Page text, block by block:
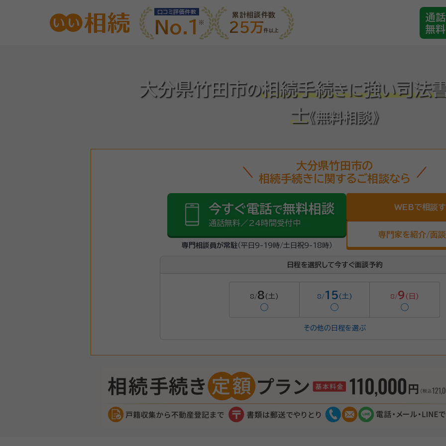
口コミ評価件数
No.1
累計相談件数
25万件以上
通話
無料
大分県竹田市の相続手続きに強い司法
士《無料相談》
大分県竹田市の
相続手続きに関するご相談なら
今すぐ電話で無料相談
通話無料／24時間受付中
専門相談員が常駐（平日9-19時/土日祝9-18時）
WEBで相談
専門家を紹介/面
日程を選択して今すぐ面談予約
8/8 (土)
◯
8/15(土)
◯
8/9 (日)
◯
その他の日程を選ぶ